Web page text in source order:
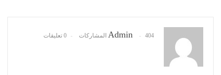
Admin 404 المشاركات 0 تعليقات